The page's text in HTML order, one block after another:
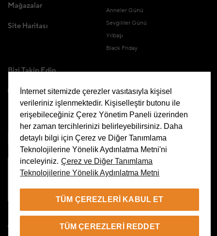
Mağazalar
Site Haritası
Anneler Günü
Sevgililer Günü
Yılbaşı
Black Friday
Bizi Takip Edin
Uygulamamızı İndirin
İnternet sitemizde çerezler vasıtasıyla kişisel
verileriniz işlenmektedir. Kişiselleştir butonu ile
erişebileceğiniz Çerez Yönetim Paneli üzerinden
her zaman tercihlerinizi belirleyebilirsiniz. Daha
detaylı bilgi için Çerez ve Diğer Tanımlama
Teknolojilerine Yönelik Aydınlatma Metni'ni
inceleyiniz. Çerez ve Diğer Tanımlama
Teknolojilerine Yönelik Aydınlatma Metni
TÜM ÇEREZLERI KABUL ET
TÜM ÇEREZLERI REDDET